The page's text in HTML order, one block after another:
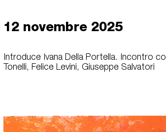
12 novembre 2025
Introduce Ivana Della Portella. Incontro
Tonelli, Felice Levini, Giuseppe Salvatori